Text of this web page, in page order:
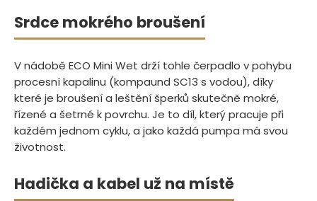
Srdce mokrého broušení
V nádobě ECO Mini Wet drží tohle čerpadlo v pohybu
procesní kapalinu (kompaund SC13 s vodou), díky
které je broušení a leštění šperků skutečně mokré,
řízené a šetrné k povrchu. Je to díl, který pracuje při
každém jednom cyklu, a jako každá pumpa má svou
životnost.
Hadička a kabel už na místě